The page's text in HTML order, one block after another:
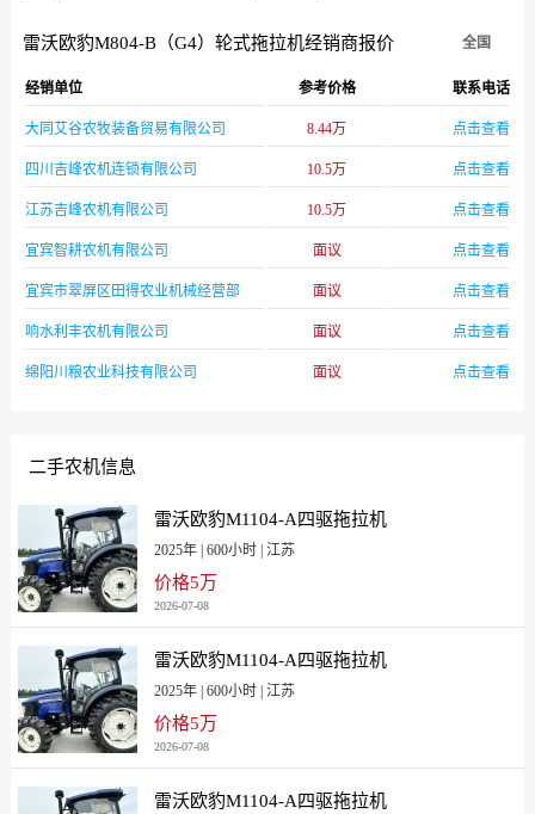
[贵州]18500 [海南]17700
[河北]9500 [河南]10400
[黑龙江]8600 [黑龙江农垦]8600
[吉林]8600 [江苏]8900
[江西]17600 [辽宁]8600
[辽宁大连]8600 [内蒙古]8300
[宁夏]11000 [青海]18500
[山东]10440 [山东青岛]11600
[天津]9800
[新疆兵团]18500 [云南]17500
[浙江]18500 [浙江宁波]18500
[重庆]14800
雷沃欧豹M804-B（G4）轮式拖拉机经销商报价 全国
经销单位 参考价格 联系电话
大同艾谷农牧装备贸易有限公司 8.44万 点击查看
四川吉峰农机连锁有限公司 10.5万 点击查看
江苏吉峰农机有限公司 10.5万 点击查看
宜宾智耕农机有限公司 面议 点击查看
宜宾市翠屏区田得农业机械经营部 面议 点击查看
响水利丰农机有限公司 面议 点击查看
绵阳川粮农业科技有限公司 面议 点击查看
二手农机信息
雷沃欧豹M1104-A四驱拖拉机
2025年 | 600小时 | 江苏
价格5万
2026-07-08
雷沃欧豹M1104-A四驱拖拉机
2025年 | 600小时 | 江苏
价格5万
2026-07-08
雷沃欧豹M1104-A四驱拖拉机